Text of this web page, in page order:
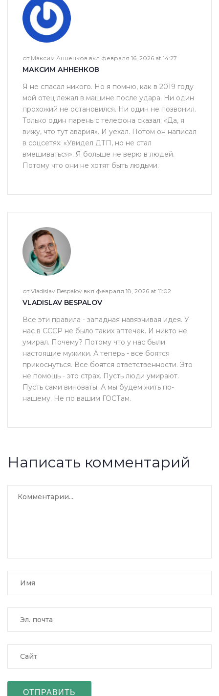
от Максим Анненков вкл февраля 16, 2026 at 14:27
МАКСИМ АННЕНКОВ
Я не спасал никого. Но я помню, как в 2019 году
мой отец лежал в машине после удара. Ни один
прохожий не остановился. Ни один не позвонил.
Только один парень с телефона сказал: «Да, я
вижу, что тут авария». И уехал. Потом он написал
в соцсетях: «Увидел ДТП, но не стал
вмешиваться». Я больше не верю в людей.
Потому что они не хотят быть людьми.
от Vladislav Bespalov вкл февраля 18, 2026 at 11:02
VLADISLAV BESPALOV
Все эти правила - западная навязчивая идея. У
нас в СССР не было таких аптечек. И никто не
умирал. Почему? Потому что у нас были
настоящие мужики. А теперь - все боятся
прикоснуться. Все боятся ответственности. Это
не помощь - это страх. Пусть люди умирают.
Пусть сами виноваты. А мы будем жить по-
нашему. Не по вашим ГОСТам.
Написать комментарий
ОТПРАВИТЬ